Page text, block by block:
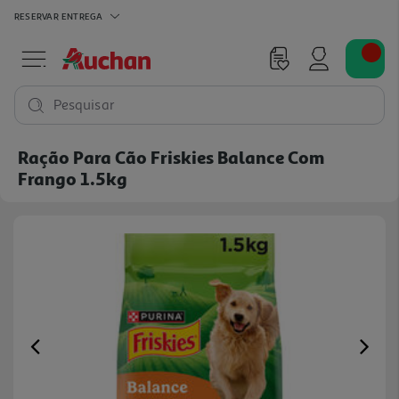
RESERVAR ENTREGA
Pesquisar
Ração Para Cão Friskies Balance Com
Frango 1.5kg
Previous